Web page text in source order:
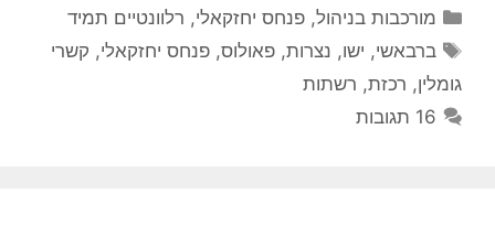
קטגוריות
מורכבות בניהול,פנחס יחזקאלי, רלוונטיים תמיד
תגיות
ברבאשי, ישו, נצרות,פאולוס,פנחס יחזקאלי, קשרי
גומלין, רכזת, רשתות
16 תגובות